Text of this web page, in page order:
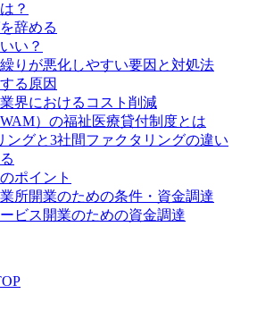
？
辞める
い？
りが悪化しやすい要因と対処法
る原因
界におけるコスト削減
）の福祉医療貸付制度とは
ングと3社間ファクタリングの違い
ポイント
所開業のための条件・資金調達
ビス開業のための資金調達